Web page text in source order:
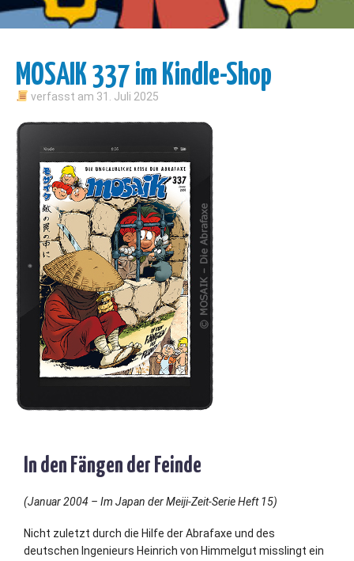
MOSAIK 337 im Kindle-Shop
verfasst am 31. Juli 2025
In den Fängen der Feinde
(Januar 2004 – Im Japan der Meiji-Zeit-Serie Heft 15)
Nicht zuletzt durch die Hilfe der Abrafaxe und des
deutschen Ingenieurs Heinrich von Himmelgut misslingt ein